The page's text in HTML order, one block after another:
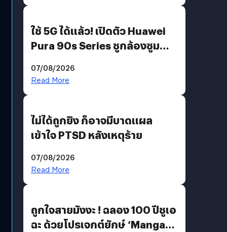
ใช้ 5G ได้แล้ว! เปิดตัว Huawei
Pura 90s Series ชูกล้องซูม
07/08/2026
Read More
ไม่ได้ถูกยิง ก็อาจมีบาดแผล
เข้าใจ PTSD หลังเหตุร้าย
07/08/2026
Read More
ถูกใจสายมังงะ ! ฉลอง 100 ปีชูเอ
ฉะ ด้วยโปรเจกต์ยักษ์ ‘Manga